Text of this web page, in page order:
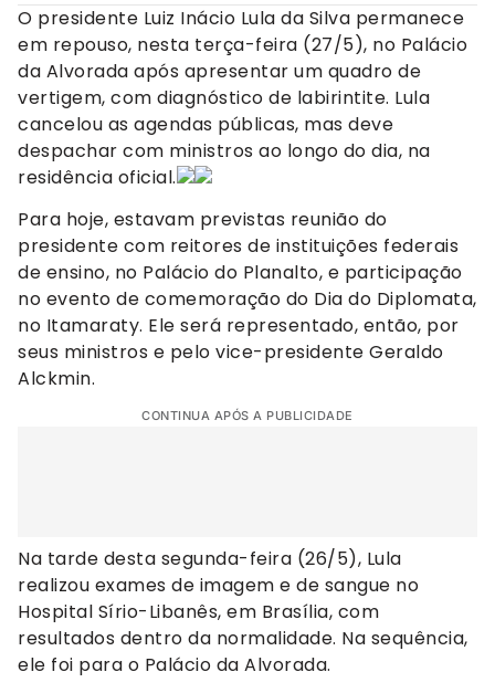
O presidente Luiz Inácio Lula da Silva permanece
em repouso, nesta terça-feira (27/5), no Palácio
da Alvorada após apresentar um quadro de
vertigem, com diagnóstico de labirintite. Lula
cancelou as agendas públicas, mas deve
despachar com ministros ao longo do dia, na
residência oficial.
Para hoje, estavam previstas reunião do
presidente com reitores de instituições federais
de ensino, no Palácio do Planalto, e participação
no evento de comemoração do Dia do Diplomata,
no Itamaraty. Ele será representado, então, por
seus ministros e pelo vice-presidente Geraldo
Alckmin.
CONTINUA APÓS A PUBLICIDADE
Na tarde desta segunda-feira (26/5), Lula
realizou exames de imagem e de sangue no
Hospital Sírio-Libanês, em Brasília, com
resultados dentro da normalidade. Na sequência,
ele foi para o Palácio da Alvorada.